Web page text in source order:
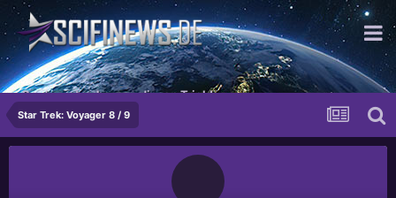
Produzenten hassen diesen Trick!
Star Trek: Voyager 8 / 9